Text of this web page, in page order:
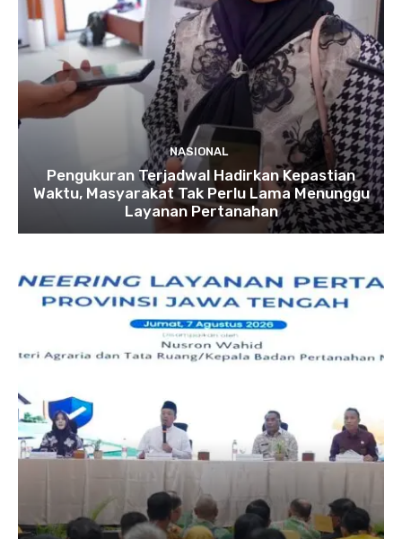
NASIONAL
Pengukuran Terjadwal Hadirkan Kepastian
Waktu, Masyarakat Tak Perlu Lama Menunggu
Layanan Pertanahan